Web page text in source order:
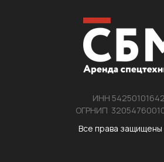
ИНН
ОГРНИП
Все права